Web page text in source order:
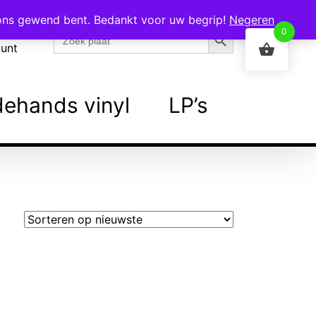
naar:
Zoekknop
vinyl LP’s
gewend bent. Bedankt voor uw begrip! Negeren
0